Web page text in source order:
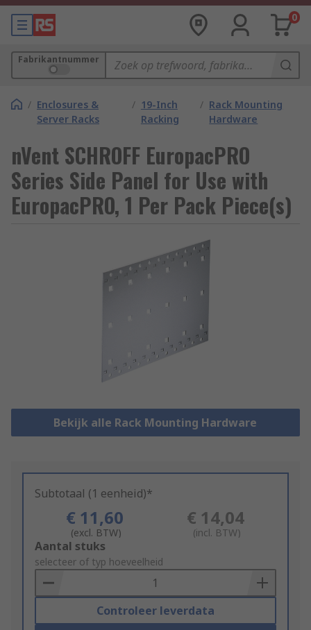
0
Fabrikantnummer
/ Enclosures &
Server Racks
/ 19-Inch
Racking
/ Rack Mounting
Hardware
nVent SCHROFF EuropacPRO
Series Side Panel for Use with
EuropacPRO, 1 Per Pack Piece(s)
Bekijk alle Rack Mounting Hardware
Subtotaal (1 eenheid)*
€ 11,60
(excl. BTW)
€ 14,04
(incl. BTW)
Add
to
Basket
Aantal stuks
selecteer of typ hoeveelheid
Controleer leverdata